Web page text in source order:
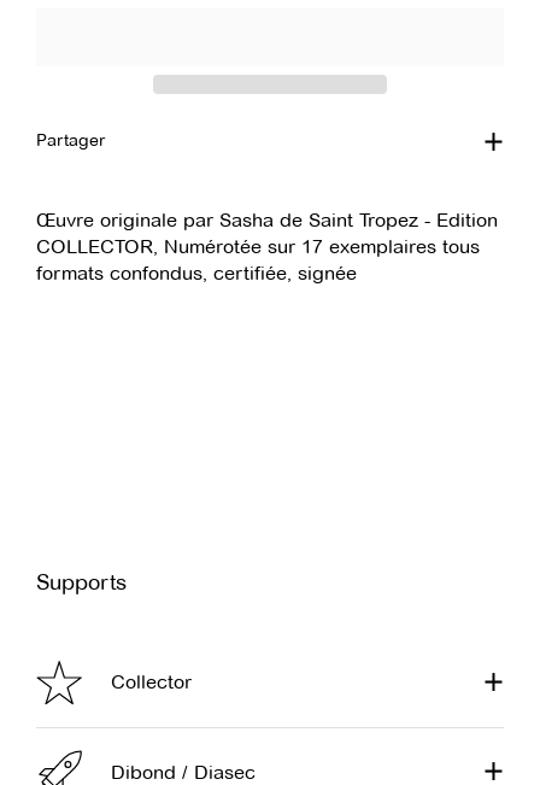
Partager
Œuvre originale par Sasha de Saint Tropez - Edition
COLLECTOR, Numérotée sur 17 exemplaires tous
formats confondus, certifiée, signée
Supports
Collector
Dibond / Diasec